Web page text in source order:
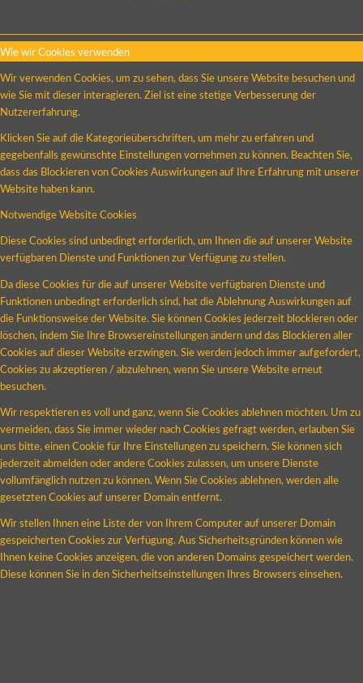
Wie wir Cookies verwenden
Wir verwenden Cookies, um zu sehen, dass Sie unsere Website besuchen und
wie Sie mit dieser interagieren. Ziel ist eine stetige Verbesserung der
Nutzererfahrung.
Klicken Sie auf die Kategorieüberschriften, um mehr zu erfahren und
gegebenfalls gewünschte Einstellungen vornehmen zu können. Beachten Sie,
dass das Blockieren von Cookies Auswirkungen auf Ihre Erfahrung mit unserer
Website haben kann.
Notwendige Website Cookies
Diese Cookies sind unbedingt erforderlich, um Ihnen die auf unserer Website
verfügbaren Dienste und Funktionen zur Verfügung zu stellen.
Da diese Cookies für die auf unserer Website verfügbaren Dienste und
Funktionen unbedingt erforderlich sind, hat die Ablehnung Auswirkungen auf
die Funktionsweise der Website. Sie können Cookies jederzeit blockieren oder
löschen, indem Sie Ihre Browsereinstellungen ändern und das Blockieren aller
Cookies auf dieser Website erzwingen. Sie werden jedoch immer aufgefordert,
Cookies zu akzeptieren / abzulehnen, wenn Sie unsere Website erneut
besuchen.
Wir respektieren es voll und ganz, wenn Sie Cookies ablehnen möchten. Um zu
vermeiden, dass Sie immer wieder nach Cookies gefragt werden, erlauben Sie
uns bitte, einen Cookie für Ihre Einstellungen zu speichern. Sie können sich
jederzeit abmelden oder andere Cookies zulassen, um unsere Dienste
vollumfänglich nutzen zu können. Wenn Sie Cookies ablehnen, werden alle
gesetzten Cookies auf unserer Domain entfernt.
Wir stellen Ihnen eine Liste der von Ihrem Computer auf unserer Domain
gespeicherten Cookies zur Verfügung. Aus Sicherheitsgründen können wie
Ihnen keine Cookies anzeigen, die von anderen Domains gespeichert werden.
Diese können Sie in den Sicherheitseinstellungen Ihres Browsers einsehen.